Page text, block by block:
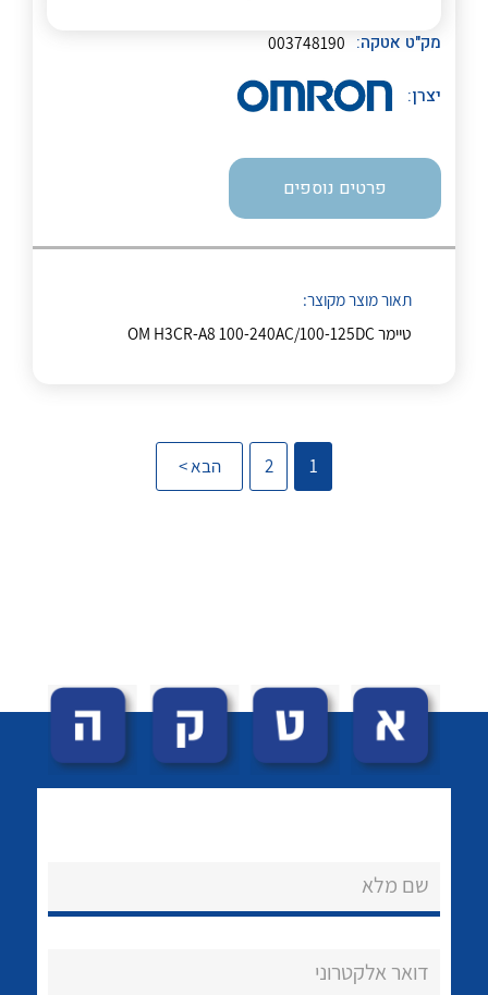
נקודות מכירה
הצוות שלנו
שאלות ותשובות
לכל מוצרי היצרן
מק"ט אטקה: 003748190
יצרן:
פרטים נוספים
תאור מוצר מקוצר:
טיימר OM H3CR-A8 100-240AC/100-125DC
1
2 הבא >
שם מלא
דואר אלקטרוני